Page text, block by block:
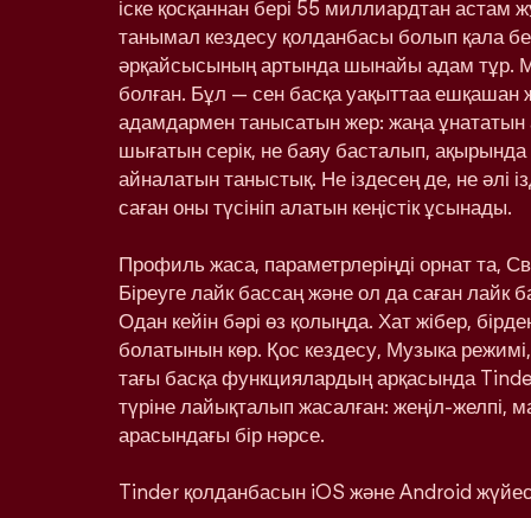
іске қосқаннан бері 55 миллиардтан астам
танымал кездесу қолданбасы болып қала
әрқайсысының артында шынайы адам тұр.
болған. Бұл — сен басқа уақыттаа ешқашан
адамдармен танысатын жер: жаңа ұнататын
шығатын серік, не баяу басталып,
айналатын таныстық. Не іздесең де, не әлі
саған оны түсініп алатын кеңістік ұсынады.
Профиль жаса, параметрлеріңді орнат та,
Біреуге лайк бассаң және ол да саған лайк
Одан кейін бәрі өз қолыңда. Хат жібер,
болатынын көр. Қос кездесу, Музыка
тағы басқа функциялардың арқасында
түріне лайықталып жасалған: жеңіл-желпі,
арасындағы бір нәрсе.
Tinder қолданбасын iOS және Android